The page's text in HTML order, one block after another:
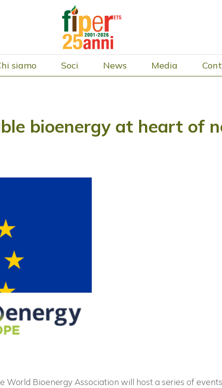
siamo Soci News Media
bioenergy at heart of
World Bioenergy Association will host a series of
restare in contatto con
e ricevere notizie e